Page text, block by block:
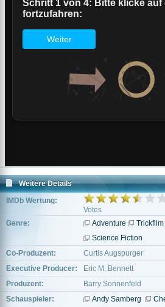
Weitere Details
IMDb Wertung:
Votes
Genre:
Adventure Trickfilm
Science Fiction
Co-Produzent:
Curtis Augspurger
Executive Producer:
Eric M. Bennett
Produzent:
Barry Sonnenfeld
Schauspieler:
Andy Samberg